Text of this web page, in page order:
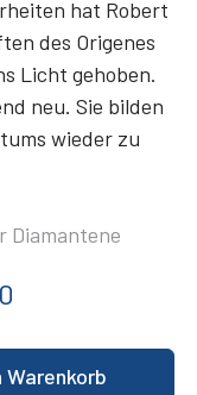
hat Robert
des Origenes
Licht gehoben.
neu. Sie bilden
wieder zu
Diamantene
Warenkorb